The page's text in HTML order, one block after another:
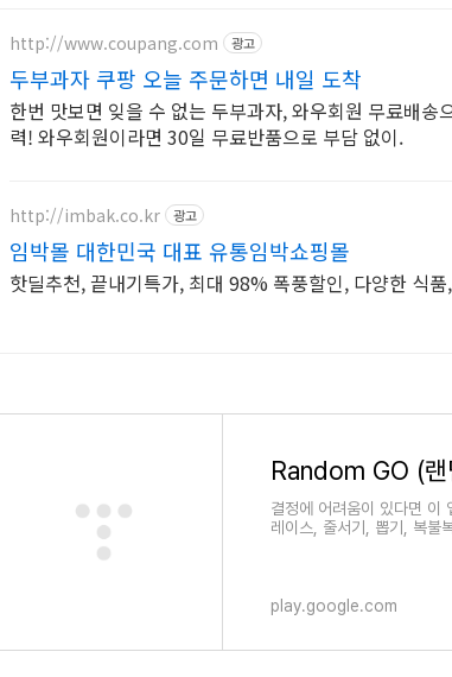
http://www.coupang.com 광고
두부과자 쿠팡 오늘 주문하면 내일 도착
한번 맛보면 잊을 수 없는 두부과자, 와우회원 무료배송
력! 와우회원이라면 30일 무료반품으로 부담 없이.
http://imbak.co.kr 광고
임박몰 대한민국 대표 유통임박쇼핑몰
핫딜추천, 끝내기특가, 최대 98% 폭풍할인, 다양한 식
결정에 어려움이 있다면 이
레이스, 줄서기, 뽑기, 복불
play.google.com